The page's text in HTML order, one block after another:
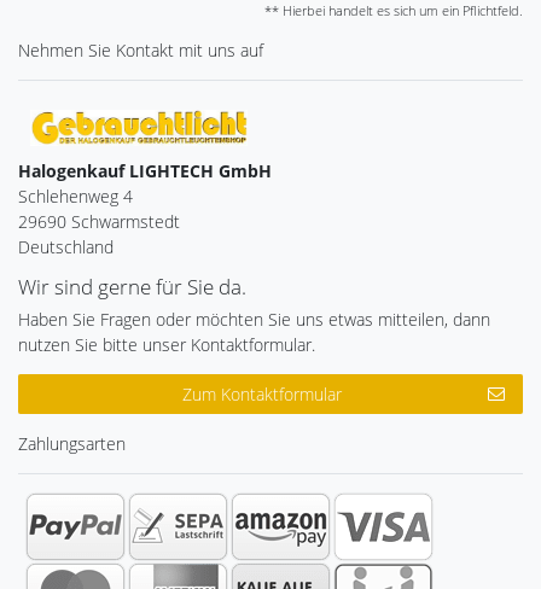
** Hierbei handelt es sich um ein Pflichtfeld.
Nehmen Sie Kontakt mit uns auf
Halogenkauf LIGHTECH GmbH
Schlehenweg 4
29690 Schwarmstedt
Deutschland
Wir sind gerne für Sie da.
Haben Sie Fragen oder möchten Sie uns etwas mitteilen, dann
nutzen Sie bitte unser Kontaktformular.
Zum Kontaktformular
Zahlungsarten